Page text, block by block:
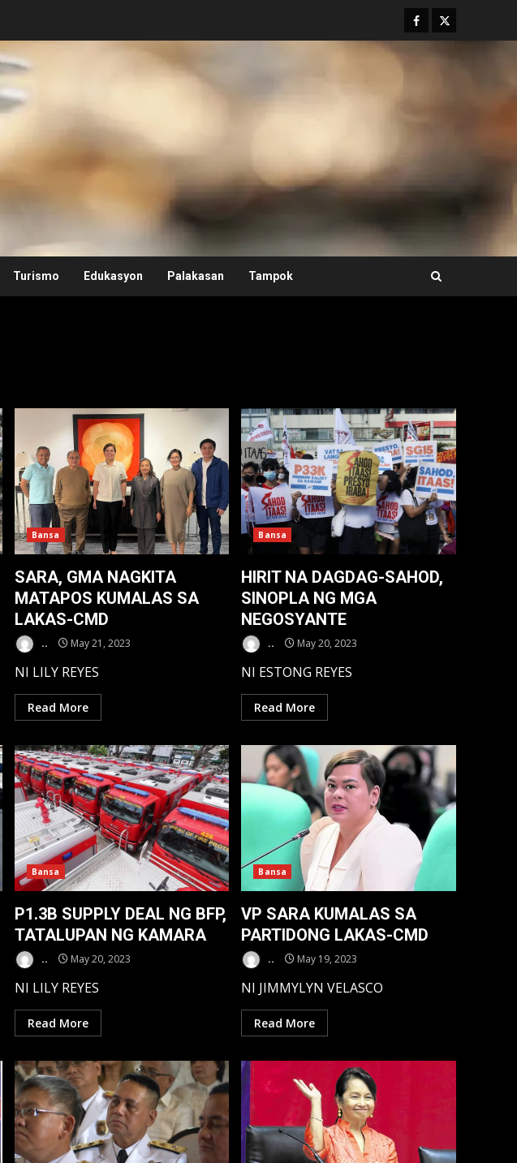
Facebook
Twitter
Turismo Edukasyon Palakasan Tampok
Bansa
SARA, GMA NAGKITA
MATAPOS KUMALAS SA
LAKAS-CMD
.. May 21, 2023
NI LILY REYES
Read More
Bansa
HIRIT NA DAGDAG-SAHOD,
SINOPLA NG MGA
NEGOSYANTE
.. May 20, 2023
NI ESTONG REYES
Read More
Bansa
P1.3B SUPPLY DEAL NG BFP,
TATALUPAN NG KAMARA
.. May 20, 2023
NI LILY REYES
Read More
Bansa
VP SARA KUMALAS SA
PARTIDONG LAKAS-CMD
.. May 19, 2023
NI JIMMYLYN VELASCO
Read More